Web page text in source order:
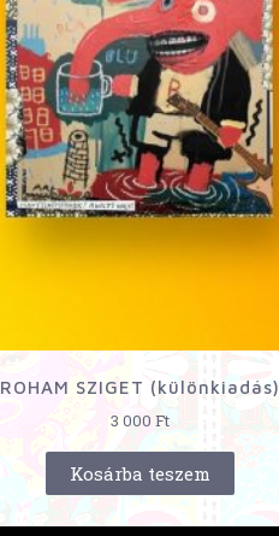
ROHAM SZIGET (különkiadás)
3 000 Ft
Kosárba teszem